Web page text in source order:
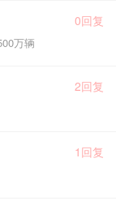
0回复
万辆
2回复
1回复